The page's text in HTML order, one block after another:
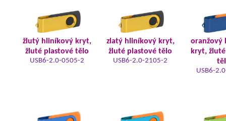
žlutý hliníkový kryt,
žluté plastové tělo
USB6-2.0-0505-2
zlatý hliníkový kryt,
žluté plastové tělo
USB6-2.0-2105-2
oranžový
kryt,
USB6-